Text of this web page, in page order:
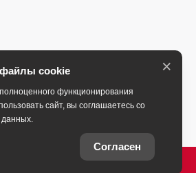
cookie
функционирования
сайт, вы соглашаетесь со
данных.
Согласен
×